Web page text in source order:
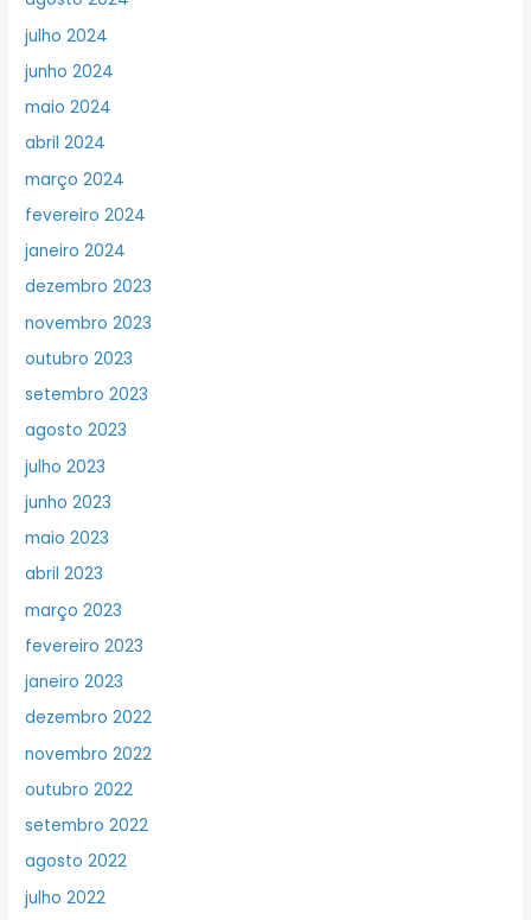
julho 2024
junho 2024
maio 2024
abril 2024
março 2024
fevereiro 2024
janeiro 2024
dezembro 2023
novembro 2023
outubro 2023
setembro 2023
agosto 2023
julho 2023
junho 2023
maio 2023
abril 2023
março 2023
fevereiro 2023
janeiro 2023
dezembro 2022
novembro 2022
outubro 2022
setembro 2022
agosto 2022
julho 2022